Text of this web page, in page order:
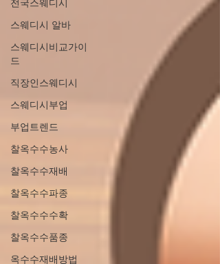
스웨디시 알바
스웨디시비교가이
드
직장인스웨디시
스웨디시부업
부업트렌드
찰옥수수농사
찰옥수수재배
찰옥수수파종
찰옥수수수확
찰옥수수품종
옥수수재배방법